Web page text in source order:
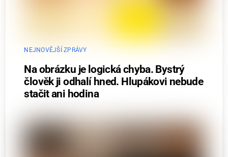
NEJNOVĚJŠÍ ZPRÁVY
Na obrázku je logická chyba. Bystrý
člověk ji odhalí hned. Hlupákovi nebude
stačit ani hodina